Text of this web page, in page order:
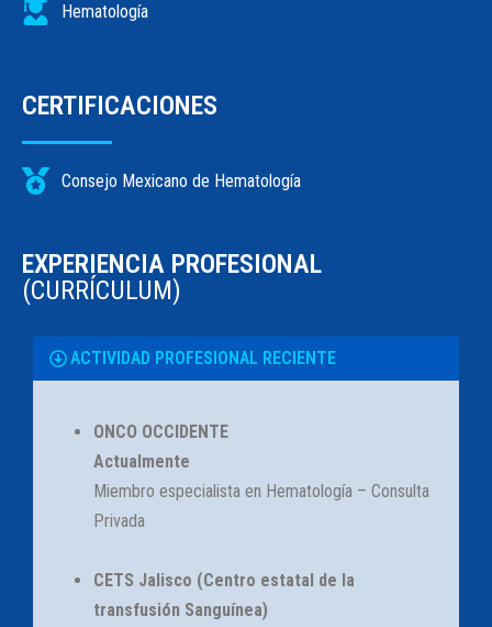
Hematología
CERTIFICACIONES
Consejo Mexicano de Hematología
EXPERIENCIA PROFESIONAL
(CURRÍCULUM)
ACTIVIDAD PROFESIONAL RECIENTE
ONCO OCCIDENTE
Actualmente
Miembro especialista en Hematología – Consulta
Privada
CETS Jalisco (Centro estatal de la
transfusión Sanguínea)